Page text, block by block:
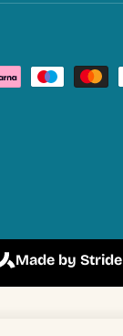
Made by Stride